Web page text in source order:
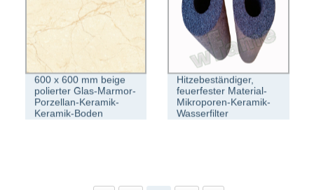
600 x 600 mm beige
polierter Glas-Marmor-
Porzellan-Keramik-
Keramik-Boden
Hitzebeständiger,
feuerfester Material-
Mikroporen-Keramik-
Wasserfilter